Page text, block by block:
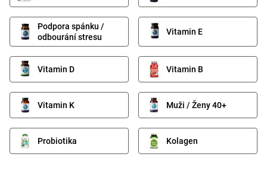
Podpora spánku /
odbourání stresu
Vitamin E
Vitamin D Vitamin B
Vitamin K Muži / Ženy 40+
Probiotika Kolagen